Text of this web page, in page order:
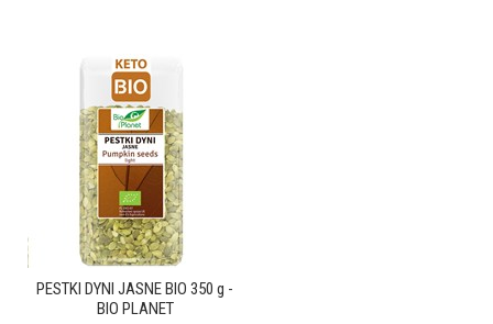
PESTKI DYNI JASNE BIO 350 g -
BIO PLANET